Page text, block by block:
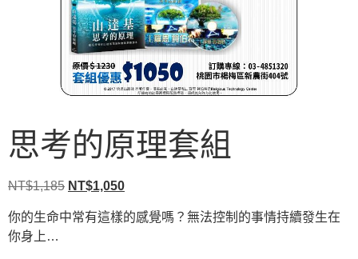
思考的原理套組
NT$1,185 NT$1,050
你的生命中常有這樣的感覺嗎？無法控制的事情持續發生在
你身上…